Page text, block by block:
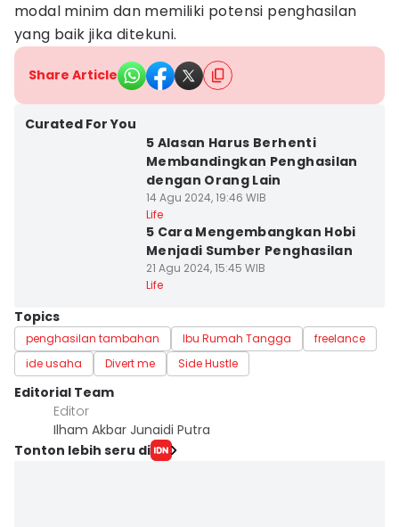
modal minim dan memiliki potensi penghasilan
yang baik jika ditekuni.
Share Article
Curated For You
5 Alasan Harus Berhenti
Membandingkan Penghasilan
dengan Orang Lain
14 Agu 2024, 19:46 WIB
Life
5 Cara Mengembangkan Hobi
Menjadi Sumber Penghasilan
21 Agu 2024, 15:45 WIB
Life
Topics
penghasilan tambahan Ibu Rumah Tangga
freelance
ide usaha
Divert me Side Hustle
Editorial Team
Editor
Ilham Akbar Junaidi Putra
Tonton lebih seru di